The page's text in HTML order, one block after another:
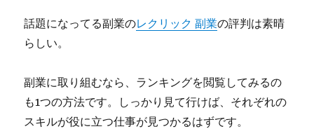
話題になってる副業のレクリック 副業の評判は素晴
らしい。
副業に取り組むなら、ランキングを閲覧してみるの
も1つの方法です。しっかり見て行けば、それぞれの
スキルが役に立つ仕事が見つかるはずです。